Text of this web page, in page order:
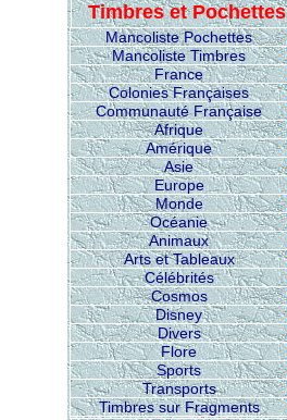
Timbres et Pochettes
Mancoliste Pochettes
Mancoliste Timbres
France
Colonies Françaises
Communauté Française
Afrique
Amérique
Asie
Europe
Monde
Océanie
Animaux
Arts et Tableaux
Célébrités
Cosmos
Disney
Divers
Flore
Sports
Transports
Timbres sur Fragments